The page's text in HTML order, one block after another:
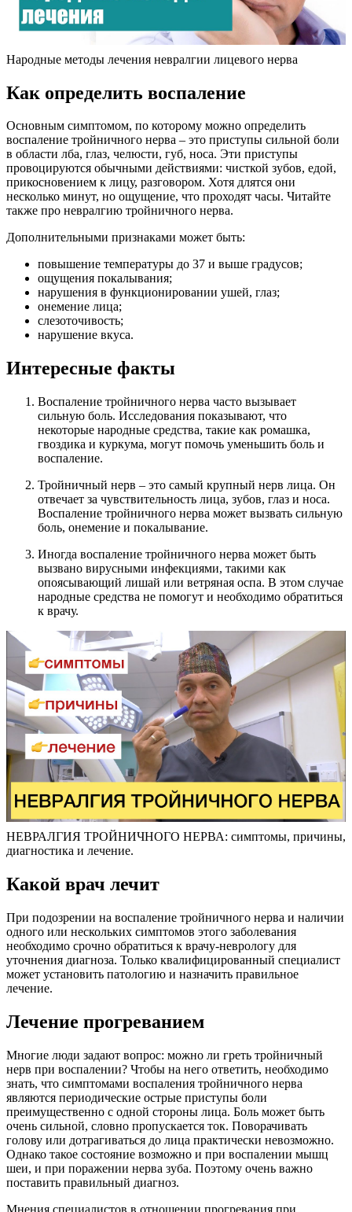
Народные методы лечения невралгии лицевого нерва
Как определить воспаление
Основным симптомом, по которому можно определить
воспаление тройничного нерва – это приступы сильной боли
в области лба, глаз, челюсти, губ, носа. Эти приступы
провоцируются обычными действиями: чисткой зубов, едой,
прикосновением к лицу, разговором. Хотя длятся они
несколько минут, но ощущение, что проходят часы. Читайте
также про невралгию тройничного нерва.
Дополнительными признаками может быть:
повышение температуры до 37 и выше градусов;
ощущения покалывания;
нарушения в функционировании ушей, глаз;
онемение лица;
слезоточивость;
нарушение вкуса.
Интересные факты
Воспаление тройничного нерва часто вызывает
сильную боль. Исследования показывают, что
некоторые народные средства, такие как ромашка,
гвоздика и куркума, могут помочь уменьшить боль и
воспаление.
Тройничный нерв – это самый крупный нерв лица. Он
отвечает за чувствительность лица, зубов, глаз и носа.
Воспаление тройничного нерва может вызвать сильную
боль, онемение и покалывание.
Иногда воспаление тройничного нерва может быть
вызвано вирусными инфекциями, такими как
опоясывающий лишай или ветряная оспа. В этом случае
народные средства не помогут и необходимо обратиться
к врачу.
НЕВРАЛГИЯ ТРОЙНИЧНОГО НЕРВА: симптомы, причины,
диагностика и лечение.
Какой врач лечит
При подозрении на воспаление тройничного нерва и наличии
одного или нескольких симптомов этого заболевания
необходимо срочно обратиться к врачу-неврологу для
уточнения диагноза. Только квалифицированный специалист
может установить патологию и назначить правильное
лечение.
Лечение прогреванием
Многие люди задают вопрос: можно ли греть тройничный
нерв при воспалении? Чтобы на него ответить, необходимо
знать, что симптомами воспаления тройничного нерва
являются периодические острые приступы боли
преимущественно с одной стороны лица. Боль может быть
очень сильной, словно пропускается ток. Поворачивать
голову или дотрагиваться до лица практически невозможно.
Однако такое состояние возможно и при воспалении мышц
шеи, и при поражении нерва зуба. Поэтому очень важно
поставить правильный диагноз.
Мнения специалистов в отношении прогревания при